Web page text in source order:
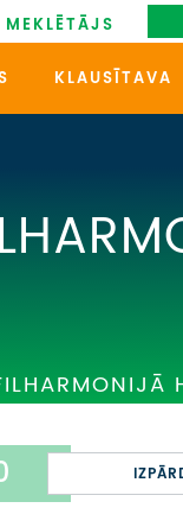
KLAUSĪTAVA
IMPRO
KLIENTA